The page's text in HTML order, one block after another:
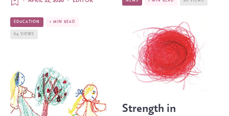
EDUCATION 1 MIN READ
64 VIEWS
Strength in